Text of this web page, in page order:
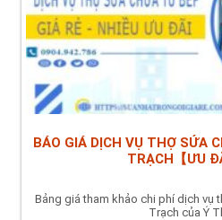
BÁO GIÁ DỊCH VỤ THỢ SỬA
TRẠCH【ƯU
Bảng giá tham khảo chi phí dịch vụ
Trạch của Ý